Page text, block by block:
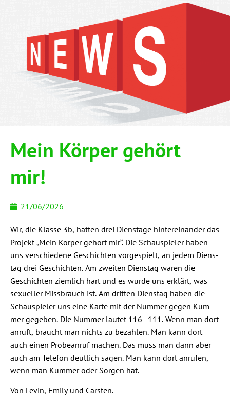
Mein Kör­per gehört
mir!
21/06/2026
Wir, die Klas­se 3b, hat­ten drei Diens­ta­ge hin­ter­ein­an­der das
Pro­jekt „Mein Kör­per gehört mir“. Die Schau­spie­ler haben
uns ver­schie­de­ne Geschich­ten vor­ge­spielt, an jedem Diens­
tag drei Geschich­ten. Am zwei­ten Diens­tag waren die
Geschich­ten ziem­lich hart und es wur­de uns erklärt, was
sexu­el­ler Miss­brauch ist. Am drit­ten Diens­tag haben die
Schau­spie­ler uns eine Kar­te mit der Num­mer gegen Kum­
mer gege­ben. Die Num­mer lau­tet 116–111. Wenn man dort
anruft, braucht man nichts zu bezah­len. Man kann dort
auch einen Pro­be­an­ruf machen. Das muss man dann aber
auch am Tele­fon deut­lich sagen. Man kann dort anru­fen,
wenn man Kum­mer oder Sor­gen hat.
Von Levin, Emi­ly und Carsten.